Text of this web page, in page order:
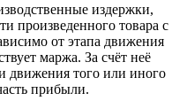
издержки,
произведенного товара с
от этапа движения
маржа. За счёт неё
движения того или иного
прибыли.